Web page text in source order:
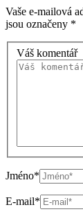
Vaše e-mailová
jsou označeny *
Váš komentář
Jméno*
E-mail*